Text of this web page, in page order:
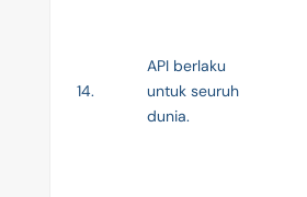
14.
API berlaku
untuk seuruh
dunia.